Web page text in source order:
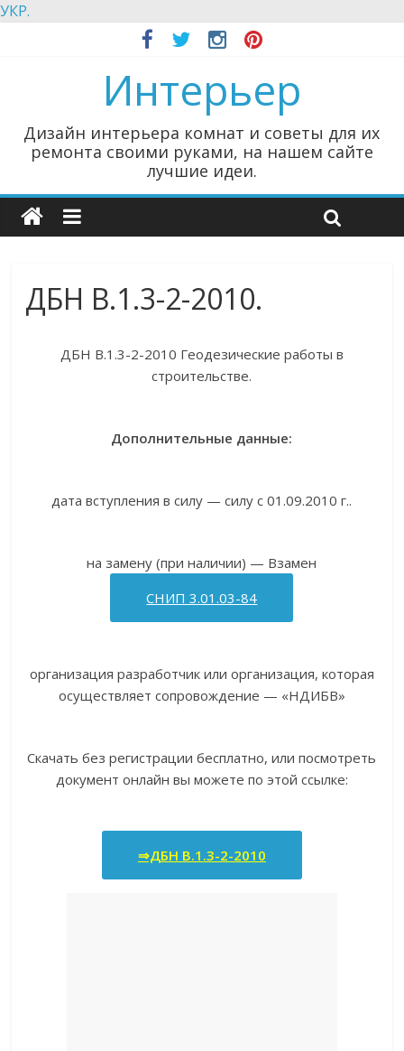
УКР.
Интерьер
Дизайн интерьера комнат и советы для их
ремонта своими руками, на нашем сайте
лучшие идеи.
ДБН В.1.3-2-2010.
ДБН В.1.3-2-2010 Геодезические работы в
строительстве.
Дополнительные данные:
дата вступления в силу — силу с 01.09.2010 г..
на замену (при наличии) — Взамен
СНИП 3.01.03-84
организация разработчик или организация, которая
осуществляет сопровождение — «НДИБВ»
Скачать без регистрации бесплатно, или посмотреть
документ онлайн вы можете по этой ссылке:
⇒ДБН В.1.3-2-2010